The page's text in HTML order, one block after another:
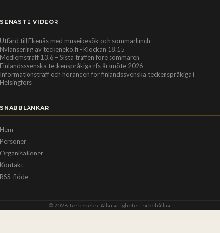
SENASTE VIDEOR
Utfärd till Ekenäs med museibesök och sommarlunch
Nylansering av teckeneko.fi - Klockan 18.15
Medlemsträff 13.6 – Sista träffen före sommaren
Finlandssvenska teckenspråkiga rfs årsmöte 2026
Informationsträff och höranden för finlandssvenska teckenspråkiga i
Helsingfors
SNABBLÄNKAR
Hem
Personer
Organisationer
Kontakt
RSS-flöde
© 2026 Teckeneko. Alla rättigheter förbehållna.